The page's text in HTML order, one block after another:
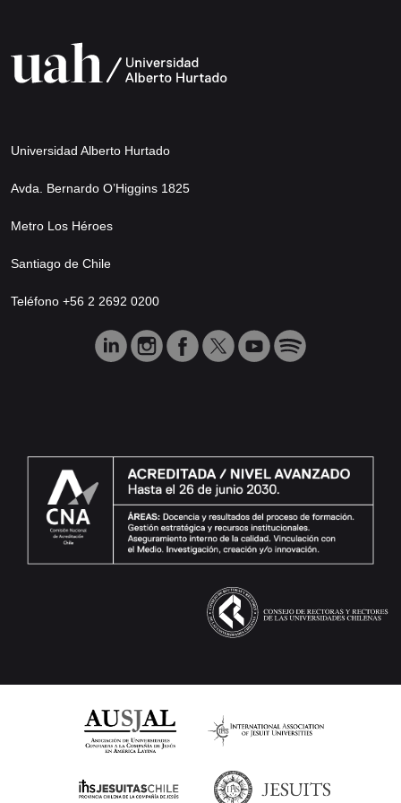
Universidad Alberto Hurtado
Avda. Bernardo O’Higgins 1825
Metro Los Héroes
Santiago de Chile
Teléfono +56 2 2692 0200